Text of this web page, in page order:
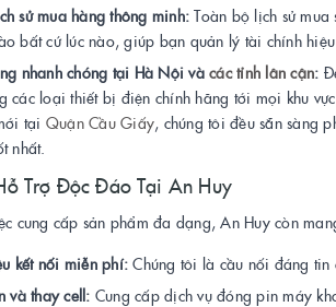
sử mua hàng thông minh:Toàn bộ lịch sử
bất cứ lúc nào, giúp bạn quản lý tài chính
nhanh chóng tại Hà Nội và các tỉnh lân cận:
các loại thiết bị điện chính hãng tới mọi khu
tại Quận Cầu Giấy, chúng tôi đều sẵn sàng
nhất.
Trợ Độc Đáo Tại An Huy
cung cấp sản phẩm đa dạng, An Huy còn
kết nối miễn phí:Chúng tôi là cầu nối đáng tin
và thay cell: Cung cấp dịch vụ đóng pin máy